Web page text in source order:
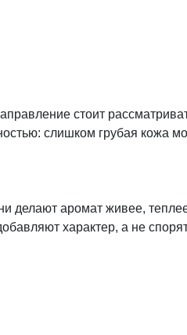
стоит
слишком грубая кожа
аромат живее,
характер, а не